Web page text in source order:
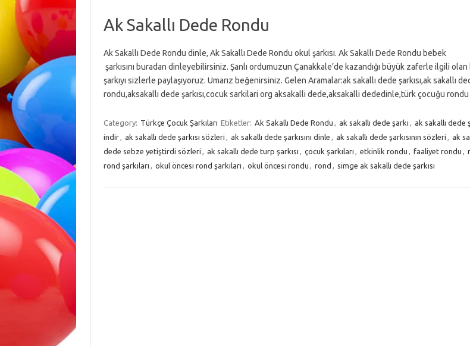
Ak Sakallı Dede Rondu
Ak Sakallı Dede Rondu dinle, Ak Sakallı Dede Rondu okul şarkısı. Ak Sakallı Dede Rondu bebek
şarkısını buradan dinleyebilirsiniz. Şanlı ordumuzun Çanakkale’de kazandığı büyük zaferle ilgili olan
şarkıyı sizlerle paylaşıyoruz. Umarız beğenirsiniz. Gelen Aramalar:ak sakallı dede şarkısı,ak sakallı
rondu,aksakallı dede şarkısı,cocuk sarkilari org aksakalli dede,aksakalli dededinle,türk çocuğu rondu
Category: Türkçe Çocuk Şarkıları Etiketler: Ak Sakallı Dede Rondu , ak sakallı dede şarkı , ak sakallı dede
indir, ak sakallı dede şarkısı sözleri , ak sakallı dede şarkısını dinle , ak sakallı dede şarkısının sözleri , ak
dede sebze yetiştirdi sözleri , ak sakallı dede turp şarkısı , çocuk şarkıları , etkinlik rondu , faaliyet rondu ,
rond şarkıları , okul öncesi rond şarkıları , okul öncesi rondu , rond , simge ak sakallı dede şarkısı